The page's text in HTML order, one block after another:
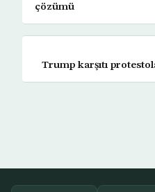
çözümü
Trump karşıtı